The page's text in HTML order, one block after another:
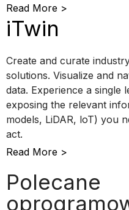
Read More >
iTwin
Create and curate
solutions. Visualize and
data. Experience a single
exposing the relevant
models, LiDAR, loT) you
act.
Read More >
Polecane